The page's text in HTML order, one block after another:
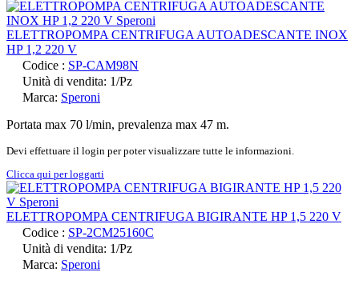
ELETTROPOMPA CENTRIFUGA AUTOADESCANTE INOX
HP 1,2 220 V
Codice : SP-CAM98N
Unità di vendita: 1/Pz
Marca: Speroni
Portata max 70 l/min, prevalenza max 47 m.
Devi effettuare il login per poter visualizzare tutte le informazioni.
Clicca qui per loggarti
ELETTROPOMPA CENTRIFUGA BIGIRANTE HP 1,5 220 V
Codice : SP-2CM25160C
Unità di vendita: 1/Pz
Marca: Speroni